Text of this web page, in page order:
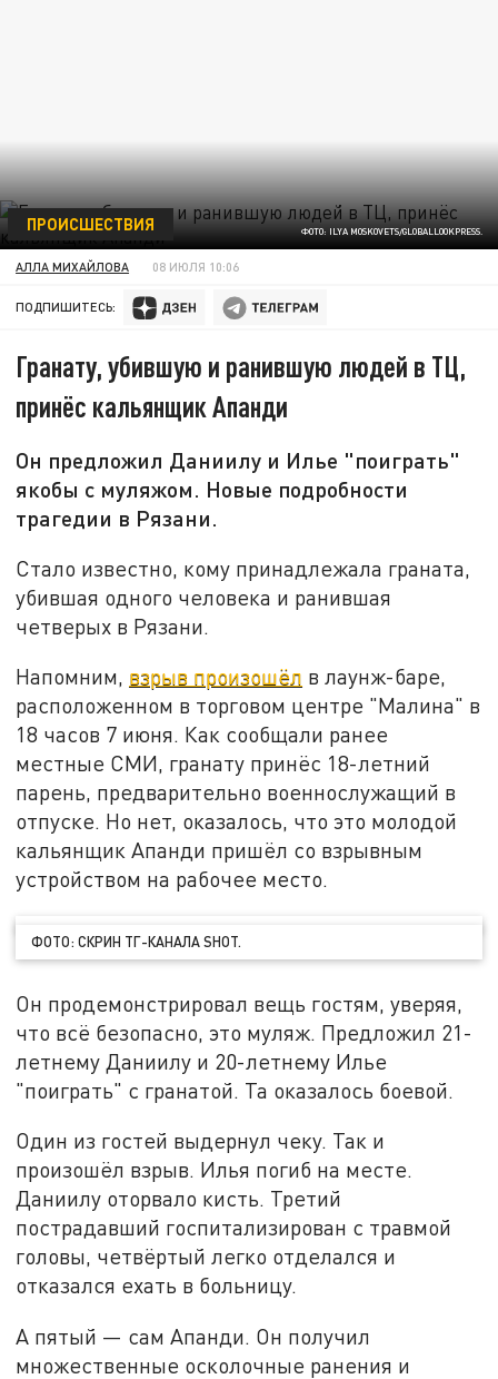
ФОТО: ILYA MOSKOVETS/GLOBALLOOKPRESS.
ПРОИСШЕСТВИЯ
АЛЛА МИХАЙЛОВА 08 ИЮЛЯ 10:06
ПОДПИШИТЕСЬ:
Гранату, убившую и ранившую людей в ТЦ,
принёс кальянщик Апанди
Он предложил Даниилу и Илье "поиграть"
якобы с муляжом. Новые подробности
трагедии в Рязани.
Стало известно, кому принадлежала граната,
убившая одного человека и ранившая
четверых в Рязани.
Напомним, взрыв произошёл в лаунж-баре,
расположенном в торговом центре "Малина" в
18 часов 7 июня. Как сообщали ранее
местные СМИ, гранату принёс 18-летний
парень, предварительно военнослужащий в
отпуске. Но нет, оказалось, что это молодой
кальянщик Апанди пришёл со взрывным
устройством на рабочее место.
ФОТО: СКРИН ТГ-КАНАЛА SHOT.
Он продемонстрировал вещь гостям, уверяя,
что всё безопасно, это муляж. Предложил 21-
летнему Даниилу и 20-летнему Илье
"поиграть" с гранатой. Та оказалось боевой.
Один из гостей выдернул чеку. Так и
произошёл взрыв. Илья погиб на месте.
Даниилу оторвало кисть. Третий
пострадавший госпитализирован с травмой
головы, четвёртый легко отделался и
отказался ехать в больницу.
А пятый — сам Апанди. Он получил
множественные осколочные ранения и